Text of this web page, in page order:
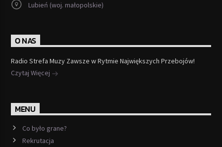
Lubień (woj. małopolskie)
O NAS
Radio Strefa Muzy Zawsze w Rytmie Największych Przebojów!
Czytaj Więcej
MENU
Co było grane?
Rekrutacja